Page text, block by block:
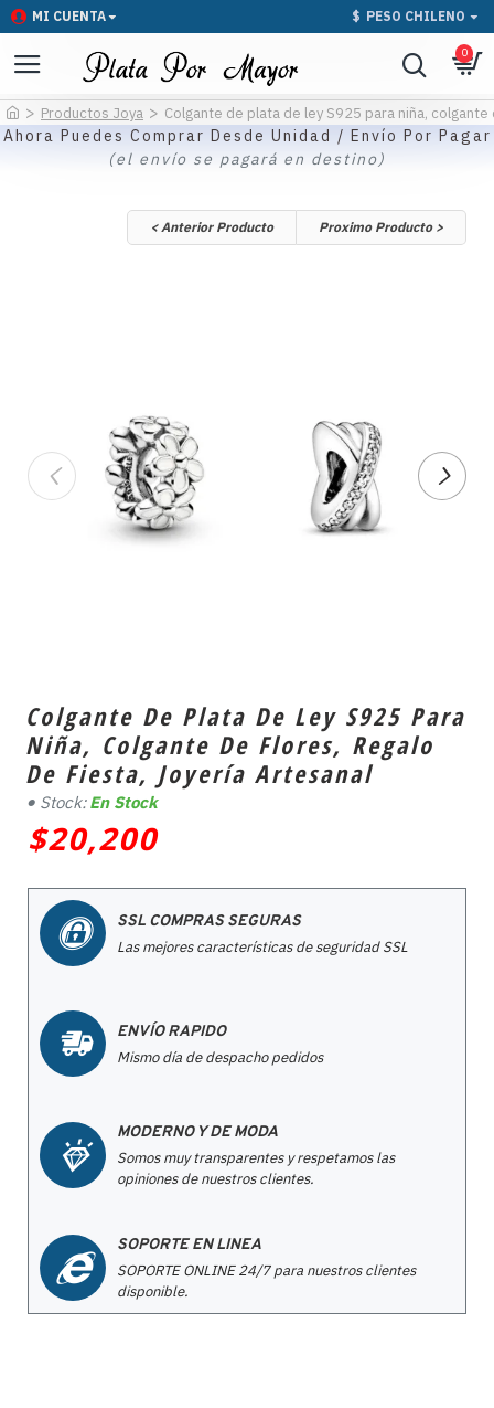
MI CUENTA $ PESO CHILENO
0
Productos Joya Colgante de plata de ley S925 para niña,
Ahora Puedes Comprar Desde Unidad / Envío Por Pagar
(el envío se pagará en destino)
< Anterior Producto Proximo Producto >
Colgante De Plata De Ley S925 Para
Niña, Colgante De Flores, Regalo
De Fiesta, Joyería Artesanal
$20,200
Stock: En Stock
SSL COMPRAS SEGURAS
Las mejores características de seguridad SSL
ENVÍO RAPIDO
Mismo día de despacho pedidos
MODERNO Y DE MODA
Somos muy transparentes y respetamos las
opiniones de nuestros clientes.
SOPORTE EN LINEA
SOPORTE ONLINE 24/7 para nuestros clientes
disponible.